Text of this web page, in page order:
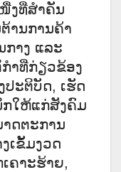
ງທີ່ສໍາຄັນ
ານການຄ້າ
າງ ແລະ
າທີ່ກ່ຽວຂ້ອງ
ປະຕິບັດ, ເຮັດ
ກໃຫ້ແກ່ສັງຄົມ
ດຕະການ
ເຂັ້ມງວດ
ຄາະຮ້າຍ,